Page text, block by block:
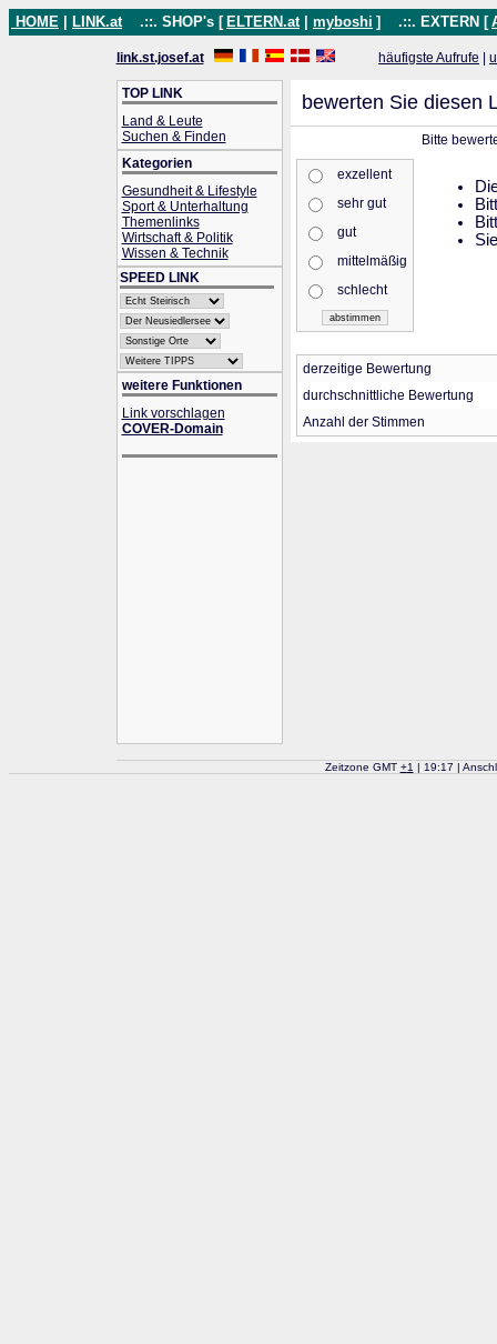
HOME LINK.at .::. SHOP's [ ELTERN.at myboshi ] .::. EXTERN [
link.st.josef.at häufigste Aufrufe
TOP LINK
Land & Leute
Suchen & Finden
Kategorien
Gesundheit & Lifestyle
Sport & Unterhaltung
Themenlinks
Wirtschaft & Politik
Wissen & Technik
SPEED LINK
weitere Funktionen
Link vorschlagen
COVER-Domain
bewerten Sie diesen
Bitte
exzellent
sehr gut
gut
mittelmäßig
schlecht
derzeitige Bewertung
durchschnittliche Bewertung
Anzahl der Stimmen
Zeitzone GMT +1 | 19:17 |